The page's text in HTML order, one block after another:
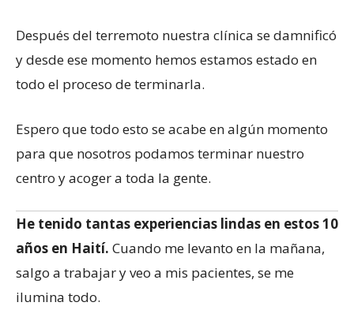
Después del terremoto nuestra clínica se damnificó
y desde ese momento hemos estamos estado en
todo el proceso de terminarla.
Espero que todo esto se acabe en algún momento
para que nosotros podamos terminar nuestro
centro y acoger a toda la gente.
He tenido tantas experiencias lindas en estos 10
años en Haití. Cuando me levanto en la mañana,
salgo a trabajar y veo a mis pacientes, se me
ilumina todo.